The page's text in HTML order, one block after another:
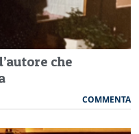
che
COMMENTA